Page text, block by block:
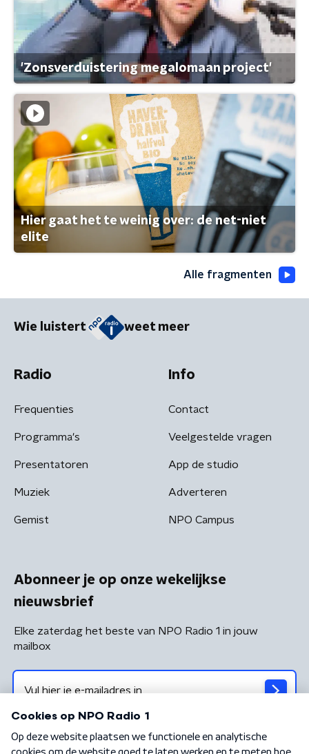
'Zonsverduistering megalomaan project'
Hier gaat het te weinig over: de net-niet
elite
Alle fragmenten
Wie luistert weet meer
Radio
Frequenties
Programma's
Presentatoren
Muziek
Gemist
Info
Contact
Veelgestelde vragen
App de studio
Adverteren
NPO Campus
Abonneer je op onze wekelijkse
nieuwsbrief
Elke zaterdag het beste van NPO Radio 1 in jouw
mailbox